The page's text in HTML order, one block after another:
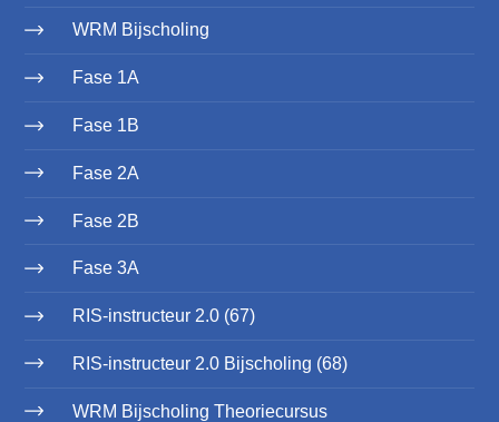
WRM Bijscholing
Fase 1A
Fase 1B
Fase 2A
Fase 2B
Fase 3A
RIS-instructeur 2.0 (67)
RIS-instructeur 2.0 Bijscholing (68)
WRM Bijscholing Theoriecursus